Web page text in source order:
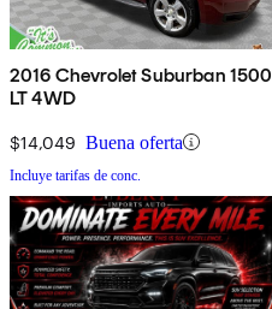
2016 Chevrolet Suburban 1500
LT 4WD
$14,049 Buena oferta
Incluye tarifas de conc.